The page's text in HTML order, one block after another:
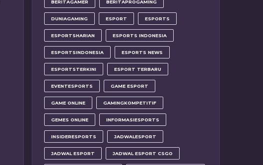
BERITAGAMER BERITAPROGAMING
DUNIAGAMING ESPORT ESPORTS
ESPORTSHARIAN ESPORTS INDONESIA
ESPORTSINDONESIA ESPORTS NEWS
ESPORTSTERKINI ESPORT TERBARU
EVENTESPORTS GAME ESPORT
GAME ONLINE GAMINGKOMPETITIF
GEMES ONLINE INFORMASIESPORTS
INSIDERESPORTS JADWALESPORT
JADWAL ESPORT JADWAL ESPORT CSGO